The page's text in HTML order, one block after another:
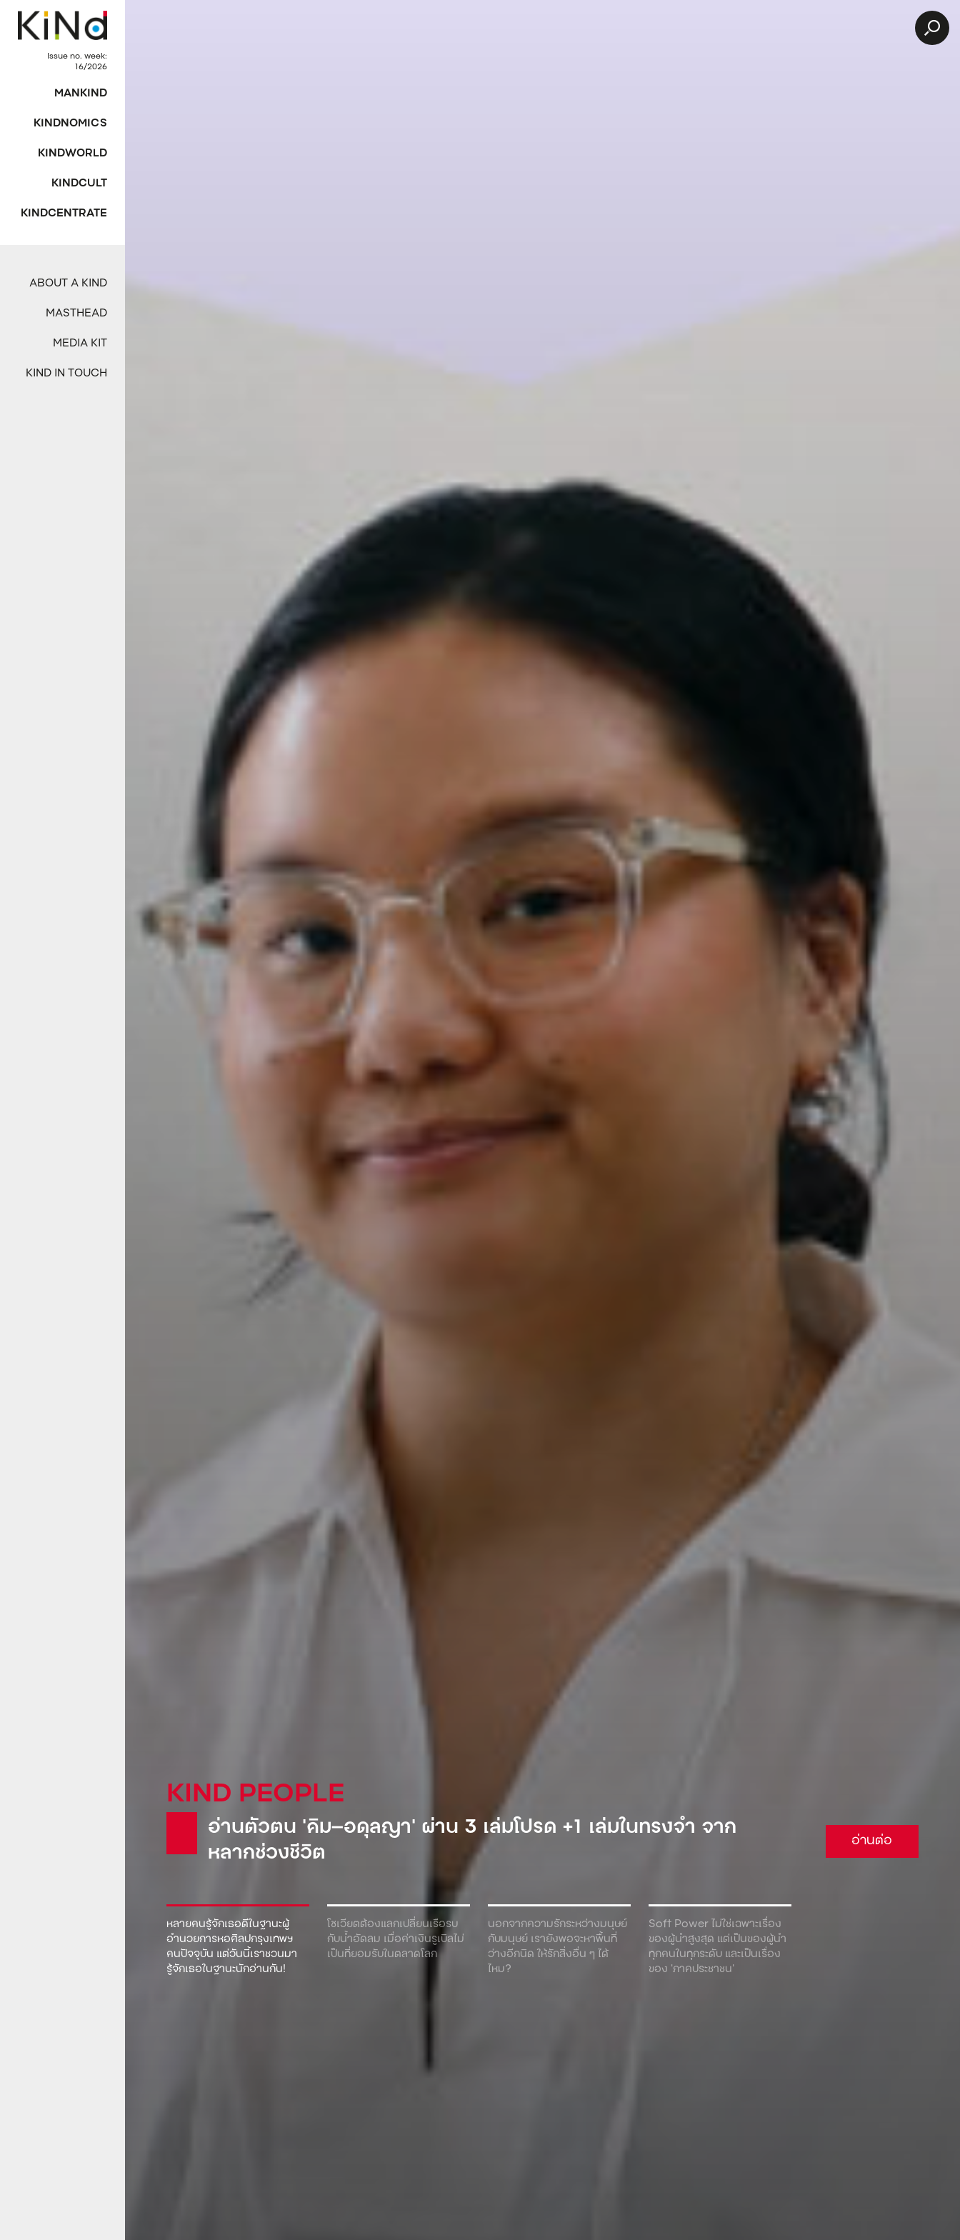
Issue no. week:
16/2026
MANKIND
KINDNOMICS
KINDWORLD
KINDCULT
KINDCENTRATE
ABOUT A KIND
MASTHEAD
MEDIA KIT
KIND IN TOUCH
หลายคนรู้จักเธอดีในฐานะผู้
อำนวยการหอศิลปกรุงเทพฯ
คนปัจจุบัน แต่วันนี้เราชวนมา
รู้จักเธอในฐานะนักอ่านกัน!
โซเวียตต้องแลกเปลี่ยนเรือรบ
กับน้ำอัดลม เมื่อค่าเงินรูเบิลไม่
เป็นที่ยอมรับในตลาดโลก
นอกจากความรักระหว่างมนุษย์
กับมนุษย์ เรายังพอจะหาพื้นที่
ว่างอีกนิด ให้รักสิ่งอื่น ๆ ได้
ไหม?
Soft Power ไม่ใช่เฉพาะเรื่อง
ของผู้นําสูงสุด แต่เป็นของผู้นํา
ทุกคนในทุกระดับ และเป็นเรื่อง
ของ ‘ภาคประชาชน’
KIND GLOBAL
Pepsi: น้ำอัดลมเจ้าแรกที่เข้ามาตีตลาดโซเวียต จนต้องยอม
ขายเรือดำน้ำเพื่อแลกกับเครื่องดื่ม!
อ่านต่อ